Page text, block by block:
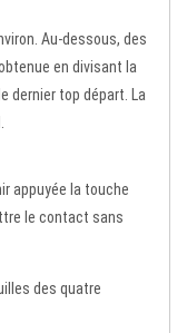
Au-dessous, des
en divisant la
dernier top départ. La
appuyée la touche
le contact sans
des quatre